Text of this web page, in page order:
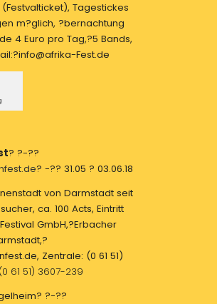
(Festvalticket), Tagestickes
m?glich, ?bernachtung
4 Euro pro Tag,?5 Bands,
Fest.de
? ?-??
? -?? 31.05 ? 03.06.18
von Darmstadt seit
ca. 100 Acts, Eintritt
GmbH,?Erbacher
Zentrale: (0 61 51)
61 51) 3607-239
?-??